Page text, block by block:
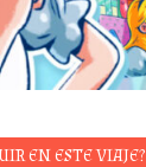
EN ESTE VIAJE?